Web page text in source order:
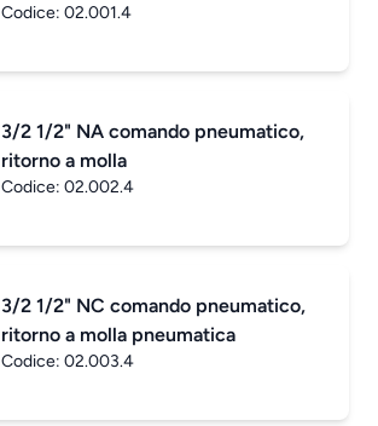
Codice: 02.001.4
3/2 1/2" NA comando pneumatico,
ritorno a molla
Codice: 02.002.4
3/2 1/2" NC comando pneumatico,
ritorno a molla pneumatica
Codice: 02.003.4